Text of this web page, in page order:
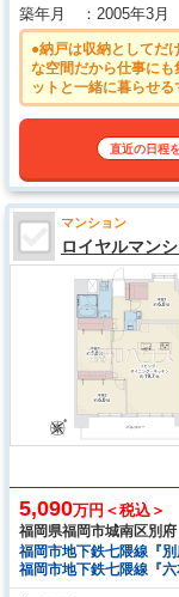
築年月
2005年3月
●納戸は収納としてだ
な空間だから仕事に
ットと一緒に暮らせ
ットは、お洋服等が
イレ 他 直近の日程
マンション
ロイヤルマン
5,090万円＜税込＞
福岡県福岡市城南区別府
福岡市地下鉄七隈線『
福岡市地下鉄七隈線『